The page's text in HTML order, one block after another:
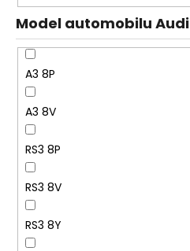
Model automobilu Audi
A3 8P
A3 8V
RS3 8P
RS3 8V
RS3 8Y